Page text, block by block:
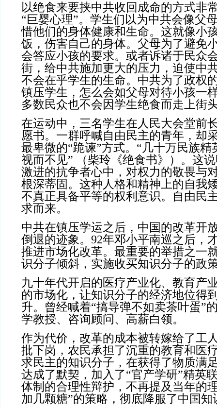
以绝食来要挟中共收回成命的方式非
“巨婴心理”。学生们以为中共会像父
惜他们的身体健康和生命。这就像小
饭，伤害自己的身体。父母为了避免
会答应小孩的要求。或者诉诸于民众
街，给中共施加更大的压力，迫使中
不会在乎学生的生命。中共为了政权
镇压学生，怎么会如父母对待小孩一
多数民众也不会因学生绝食而走上街
在运动中，三名学生在人民大会堂前
愿书。一群呼喊自由民主的青年，却
最卑微的“跪谏”方式。“几十万民族
视而不见” （柴玲《绝食书》）。这
激进的抗争者心中，对权力的敬畏与
根深蒂固。这种人格和精神上的自我
不真正具备平等的权利意识。自由民
求而来。
中共在镇压学运之后，中国的改革开
倒退的迹象。92年邓小平南巡之后，
推进市场化改革。最重要的举措之一
识分子倾斜，实施收买知识分子的政
九十年代开启的医疗产业化、教育产
的市场化，让知识分子的经济地位得
升。曾经喊着“搞导弹不如卖茶叶蛋”
学教授、咨询顾问、高薪白领。
作为代价，改革的成本被转嫁给了工
批下岗，农民承担了沉重的教育和医
求民主的知识分子，在获得了物质满
达成了默契，加入了“官产学研”精英
体制的合理性辩护，不再提及当年的
加几颗糖”的策略，彻底降服了中国知